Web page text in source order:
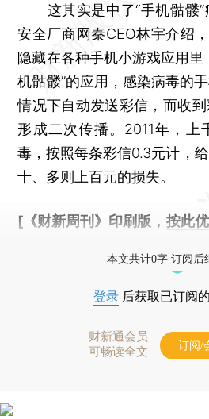
这其实是中了“手机骷髅”
安全厂商网秦CEO林宇介绍
隐藏在各种手机小游戏应用里
机骷髅”的应用，感染病毒的
情况下自动发送彩信，而收
形成二次传播。2011年，上
毒，按照每条彩信0.3元计，
十、多则上百元的损失。
[《财新周刊》印刷版， 按此
本文共计0字 订阅后
登录 后获取已订阅
财新通会员
可畅读全文
订阅/